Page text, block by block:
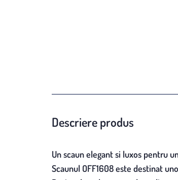
Descriere produs
Un scaun elegant si luxos pentru
Scaunul OFF1608 este destinat